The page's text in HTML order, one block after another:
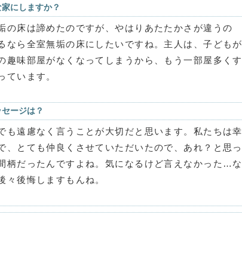
にしますか？
の床は諦めたのですが、やはりあたたかさが違うの
なら全室無垢の床にしたいですね。主人は、子どもが
趣味部屋がなくなってしまうから、もう一部屋多くす
ています。
ージは？
も遠慮なく言うことが大切だと思います。私たちは幸
、とても仲良くさせていただいたので、あれ？と思っ
柄だったんですよね。気になるけど言えなかった…な
々後悔しますもんね。